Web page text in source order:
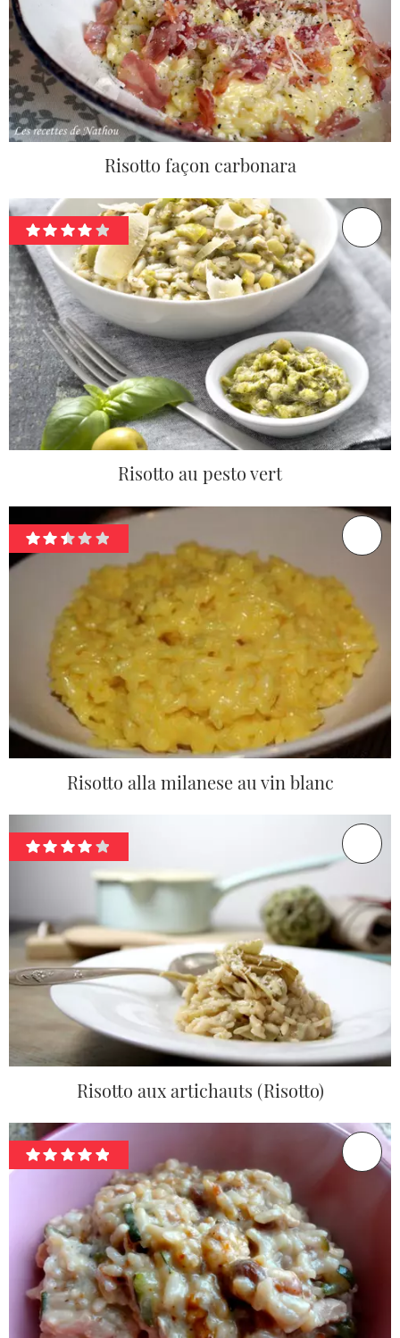
Risotto façon carbonara
Risotto au pesto vert
Risotto alla milanese au vin blanc
Risotto aux artichauts (Risotto)